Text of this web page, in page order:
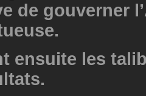
de gouverner
ensuite les